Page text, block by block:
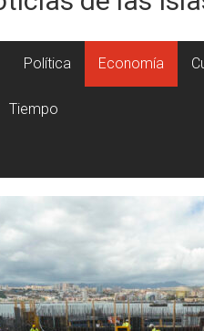
Política Economía
Tiempo